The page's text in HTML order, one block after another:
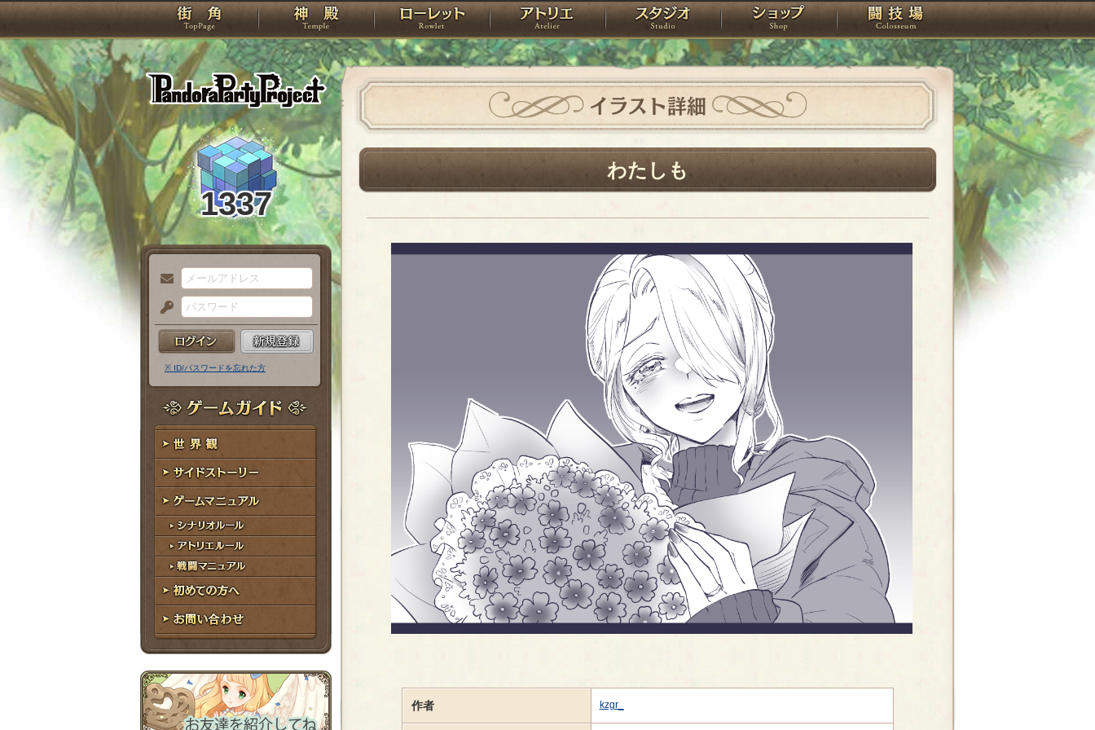
PandoraPartyProject
TOP 神殿 ローレット アトリエ スタジオ ショップ 闘技場
1337
メ
ー
ル
ア
ド
レ
ス
パ
ス
ー
ド
※ ID/パスワードを忘れた方
ゲームガイド
世界観
サイドストーリー
ゲームマニュアル
シナリオルール
アトリエルール
戦闘マニュアル
初めての方へ
お問い合わせ
イラスト詳細
わたしも
作者 kzgr_